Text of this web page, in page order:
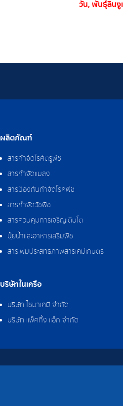
วัน, พันธุ์ลิ้นงู
ผลิตภัณฑ์
สารกำจัดไรศัตรูพืช
สารกำจัดแมลง
สารป้องกันกำจัดโรคพืช
สารกำจัดวัชพืช
สารควบคุมการเจริญเติบโต
ปุ๋ยน้ำและอาหารเสริมพืช
สารเพิ่มประสิทธิภาพสารเคมีเกษตร
บริษัทในเครือ
บริษัท ไซมาเคมี จำกัด
บริษัท แพ็คกิ้ง แอ็ก จำกัด